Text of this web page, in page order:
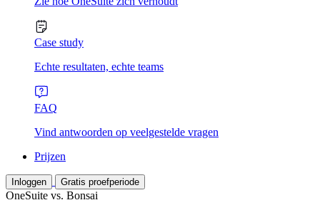
Case study
Echte resultaten, echte teams
FAQ
Vind antwoorden op veelgestelde vragen
Prijzen
Inloggen Gratis proefperiode
OneSuite vs. Bonsai